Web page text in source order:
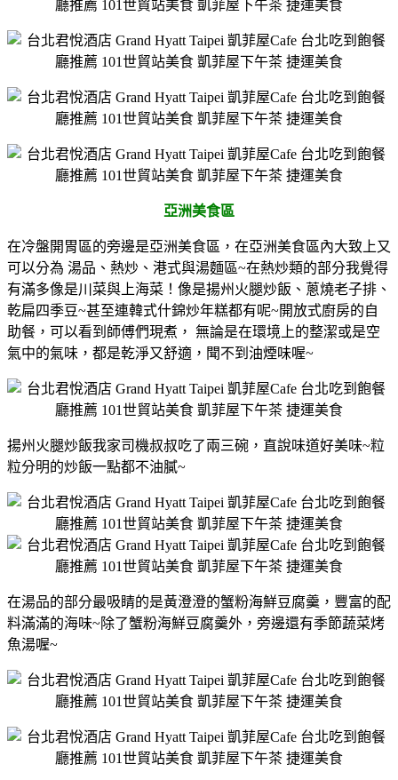
亞洲美食區
在冷盤開胃區的旁邊是亞洲美食區，在亞洲美食區內大致上又
可以分為 湯品、熱炒、港式與湯麵區~在熱炒類的部分我覺得
有滿多像是川菜與上海菜！像是揚州火腿炒飯、蔥燒老子排、
乾扁四季豆~甚至連韓式什錦炒年糕都有呢~開放式廚房的自
助餐，可以看到師傅們現煮， 無論是在環境上的整潔或是空
氣中的氣味，都是乾淨又舒適，聞不到油煙味喔~
揚州火腿炒飯我家司機叔叔吃了兩三碗，直說味道好美味~粒
粒分明的炒飯一點都不油膩~
在湯品的部分最吸睛的是黃澄澄的蟹粉海鮮豆腐羹，豐富的配
料滿滿的海味~除了蟹粉海鮮豆腐羹外，旁邊還有季節蔬菜烤
魚湯喔~